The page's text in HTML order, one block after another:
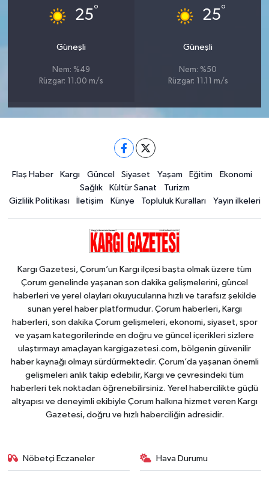
25°
Güneşli
Nem: %49
Rüzgar: 11.00 m/s
25°
Güneşli
Nem: %50
Rüzgar: 11.11 m/s
Flaş Haber Kargı Güncel Siyaset Yaşam Eğitim
Ekonomi
Sağlık
Kültür Sanat
Turizm
Gizlilik Politikası
İletişim Künye Topluluk Kuralları Yayın ilkeleri
Kargı Gazetesi, Çorum’un Kargı ilçesi başta olmak üzere tüm
Çorum genelinde yaşanan son dakika gelişmelerini, güncel
haberleri ve yerel olayları okuyucularına hızlı ve tarafsız şekilde
sunan yerel haber platformudur. Çorum haberleri, Kargı
haberleri, son dakika Çorum gelişmeleri, ekonomi, siyaset, spor
ve yaşam kategorilerinde en doğru ve güncel içerikleri sizlere
ulaştırmayı amaçlayan kargigazetesi.com, bölgenin güvenilir
haber kaynağı olmayı sürdürmektedir. Çorum’da yaşanan önemli
gelişmeleri anlık takip edebilir, Kargı ve çevresindeki tüm
haberleri tek noktadan öğrenebilirsiniz. Yerel habercilikte güçlü
altyapısı ve deneyimli ekibiyle Çorum halkına hizmet veren Kargı
Gazetesi, doğru ve hızlı haberciliğin adresidir.
Nöbetçi Eczaneler Hava Durumu